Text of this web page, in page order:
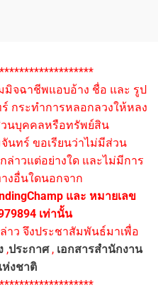
จฉาชีพแอบอ้าง ชื่อ และ รูป
กระทำการหลอกลวงให้หลง
วนบุคคลหรือทรัพย์สิน
นทร์ ขอเรียนว่าไม่มีส่วน
ล่าวแต่อย่างใด และไม่มีการ
งอื่นใดนอกจาก
และ หมายเลข
เท่านั้น
าว จึงประชาสัมพันธ์มาเพื่อ
,ประกาศ, เอกสารสำนักงาน
ห่งชาติ